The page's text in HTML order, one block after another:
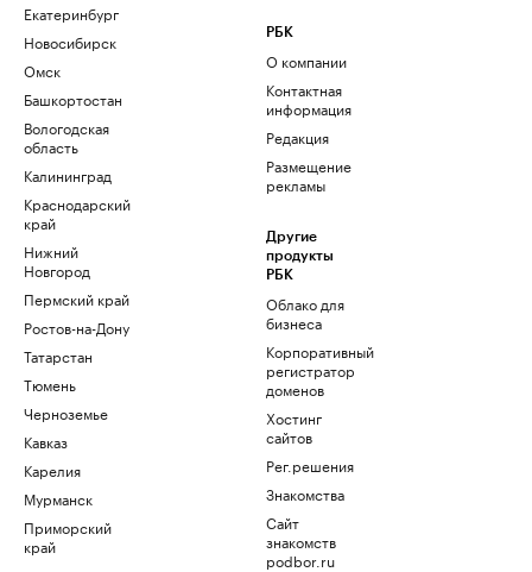
Екатеринбург
Новосибирск
Омск
Башкортостан
Вологодская
область
Калининград
Краснодарский
край
Нижний
Новгород
Пермский край
Ростов-на-Дону
Татарстан
Тюмень
Черноземье
Кавказ
Карелия
Мурманск
Приморский
край
РБК
О компании
Контактная
информация
Редакция
Размещение
рекламы
Другие
продукты
РБК
Облако для
бизнеса
Корпоративный
регистратор
доменов
Хостинг
сайтов
Рег.решения
Знакомства
Сайт
знакомств
podbor.ru